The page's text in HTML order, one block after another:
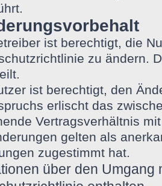
ist berechtigt, die
zu ändern.
ist berechtigt, den
erlischt das
Vertragsverhältnis
gelten als
zugestimmt hat.
über den